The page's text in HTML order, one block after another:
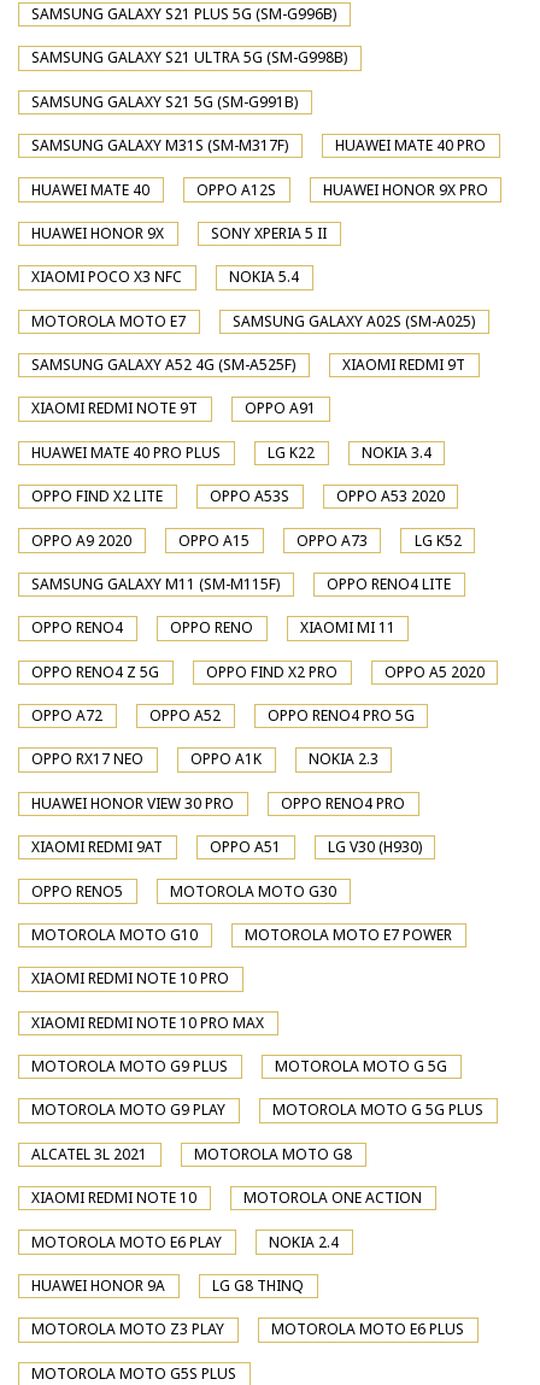
SAMSUNG GALAXY S21 PLUS 5G (SM-G996B)
SAMSUNG GALAXY S21 ULTRA 5G (SM-G998B)
SAMSUNG GALAXY S21 5G (SM-G991B)
SAMSUNG GALAXY M31S (SM-M317F) HUAWEI MATE 40 PRO
HUAWEI MATE 40 OPPO A12S HUAWEI HONOR 9X PRO
HUAWEI HONOR 9X SONY XPERIA 5 II
XIAOMI POCO X3 NFC NOKIA 5.4
MOTOROLA MOTO E7 SAMSUNG GALAXY A02S (SM-A025)
SAMSUNG GALAXY A52 4G (SM-A525F) XIAOMI REDMI 9T
XIAOMI REDMI NOTE 9T OPPO A91
HUAWEI MATE 40 PRO PLUS LG K22 NOKIA 3.4
OPPO FIND X2 LITE OPPO A53S OPPO A53 2020
OPPO A9 2020 OPPO A15 OPPO A73 LG K52
SAMSUNG GALAXY M11 (SM-M115F) OPPO RENO4 LITE
OPPO RENO4 OPPO RENO XIAOMI MI 11
OPPO RENO4 Z 5G OPPO FIND X2 PRO OPPO A5 2020
OPPO A72 OPPO A52 OPPO RENO4 PRO 5G
OPPO RX17 NEO OPPO A1K NOKIA 2.3
HUAWEI HONOR VIEW 30 PRO OPPO RENO4 PRO
XIAOMI REDMI 9AT OPPO A51 LG V30 (H930)
OPPO RENO5 MOTOROLA MOTO G30
MOTOROLA MOTO G10 MOTOROLA MOTO E7 POWER
XIAOMI REDMI NOTE 10 PRO
XIAOMI REDMI NOTE 10 PRO MAX
MOTOROLA MOTO G9 PLUS MOTOROLA MOTO G 5G
MOTOROLA MOTO G9 PLAY MOTOROLA MOTO G 5G PLUS
ALCATEL 3L 2021 MOTOROLA MOTO G8
XIAOMI REDMI NOTE 10 MOTOROLA ONE ACTION
MOTOROLA MOTO E6 PLAY NOKIA 2.4
HUAWEI HONOR 9A LG G8 THINQ
MOTOROLA MOTO Z3 PLAY MOTOROLA MOTO E6 PLUS
MOTOROLA MOTO G5S PLUS